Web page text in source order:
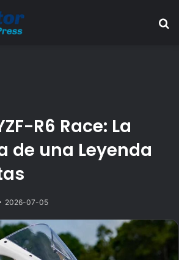
R6 Race: La
de una Leyenda
2026-07-05